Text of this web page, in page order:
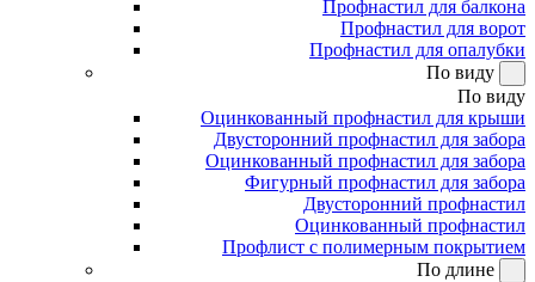
Профнастил для балкона
Профнастил для ворот
Профнастил для опалубки
По виду
По виду
Оцинкованный профнастил для крыши
Двусторонний профнастил для забора
Оцинкованный профнастил для забора
Фигурный профнастил для забора
Двусторонний профнастил
Оцинкованный профнастил
Профлист с полимерным покрытием
По длине